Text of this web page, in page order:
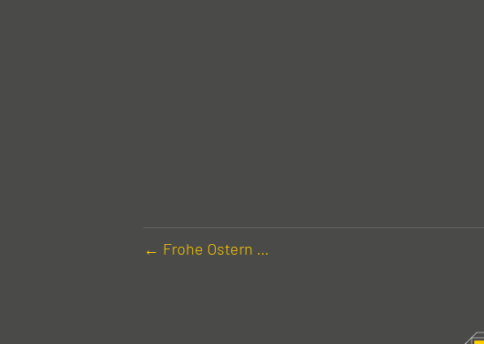
← Frohe Ostern …